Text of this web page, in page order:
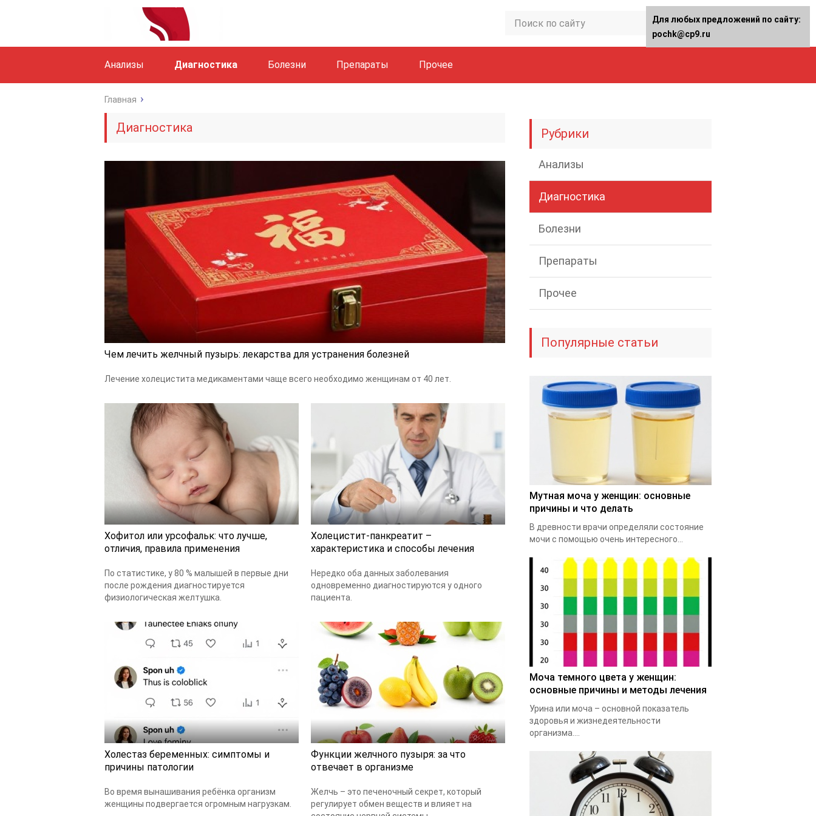
Анализы Диагностика Болезни Препараты Прочее
Главная
Диагностика
Чем лечить желчный пузырь: лекарства для устранения болезней
Лечение холецистита медикаментами чаще всего необходимо женщинам от 40 лет.
Хофитол или урсофальк: что лучше,
отличия, правила применения
По статистике, у 80 % малышей в первые дни
после рождения диагностируется
физиологическая желтушка.
Холецистит-панкреатит –
характеристика и способы лечения
Нередко оба данных заболевания
одновременно диагностируются у одного
пациента.
Холестаз беременных: симптомы и
причины патологии
Во время вынашивания ребёнка организм
женщины подвергается огромным нагрузкам.
Функции желчного пузыря: за что
отвечает в организме
Желчь – это печеночный секрет, который
регулирует обмен веществ и влияет на
Рубрики
Анализы
Диагностика
Болезни
Препараты
Прочее
Популярные статьи
Мутная моча у женщин: основные
причины и что делать
В древности врачи определяли состояние
мочи с помощью очень интересного...
Моча темного цвета у женщин:
основные причины и методы лечения
Урина или моча – основной показатель
здоровья и жизнедеятельности
организма....
Для любых предложений по сайту:
pochk@cp9.ru